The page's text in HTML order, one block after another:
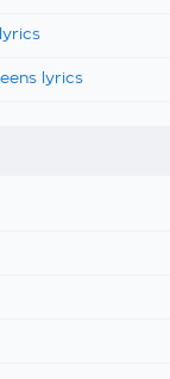
lyrics